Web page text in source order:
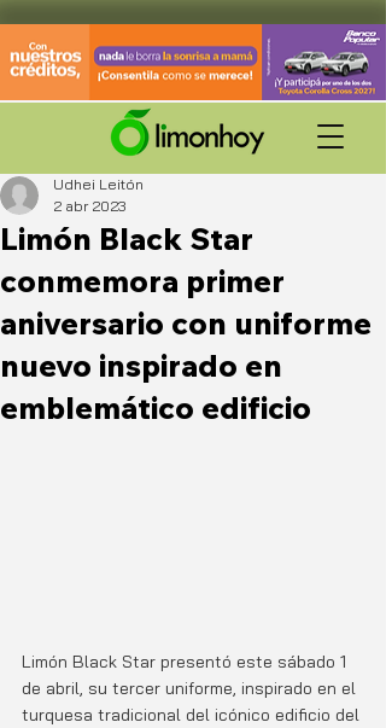
Limón Black Star
conmemora primer
aniversario con uniforme
nuevo inspirado en
emblemático edificio
Udhei Leitón
2 abr 2023
Limón Black Star presentó este sábado 1
de abril, su tercer uniforme, inspirado en el
turquesa tradicional del icónico edificio del